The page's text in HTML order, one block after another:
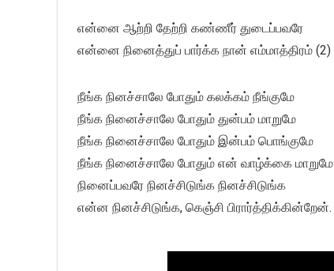
என்னை ஆற்றி தேற்றி கண்ணீர் துடைப்பவரே
என்னை நினைத்துப் பார்க்க நான் எம்மாத்திரம் (2)
நீங்க நினச்சாலே போதும் கலக்கம் நீங்குமே
நீங்க நினைச்சாலே போதும் துன்பம் மாறுமே
நீங்க நினைச்சாலே போதும் இன்பம் பொங்குமே
நீங்க நினைச்சாலே போதும் என் வாழ்க்கை மாறுமே
நினைப்பவரே நினச்சிடுங்க நினச்சிடுங்க
என்ன நினச்சிடுங்க, கெஞ்சி பிரார்த்திக்கின்றேன்.